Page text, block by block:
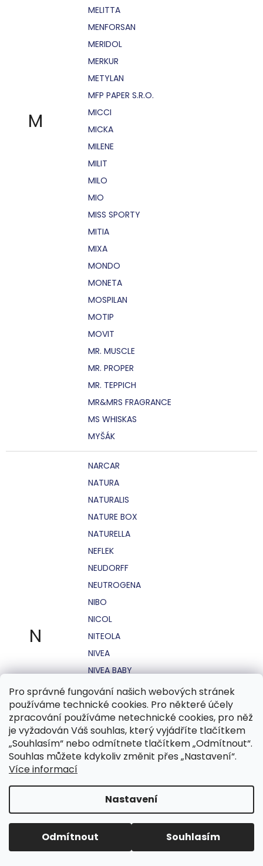
Pro správné fungování našich webových stránek
používáme technické cookies. Pro některé účely
zpracování používáme netechnické cookies, pro něž
je vyžadován Váš souhlas, který vyjádříte tlačítkem
„Souhlasím“ nebo odmítnete tlačítkem „Odmítnout“.
Souhlas můžete kdykoliv změnit přes „Nastavení“.
Více informací
Nastavení
Odmítnout Souhlasím
M
MELITTA
MENFORSAN
MERIDOL
MERKUR
METYLAN
MFP PAPER S.R.O.
MICCI
MICKA
MILENE
MILIT
MILO
MIO
MISS SPORTY
MITIA
MIXA
MONDO
MONETA
MOSPILAN
MOTIP
MOVIT
MR. MUSCLE
MR. PROPER
MR. TEPPICH
MR&MRS FRAGRANCE
MS WHISKAS
MYŠÁK
N
NARCAR
NATURA
NATURALIS
NATURE BOX
NATURELLA
NEFLEK
NEUDORFF
NEUTROGENA
NIBO
NICOL
NITEOLA
NIVEA
NIVEA BABY
NIVEA MEN
NIVEA SUN
NO STRESS
NOHEL GARDEN
NORDICS
NUK
O.B.
OASIS